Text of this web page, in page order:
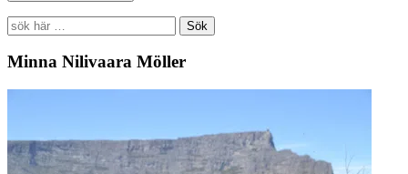
Search
for:
Minna Nilivaara Möller